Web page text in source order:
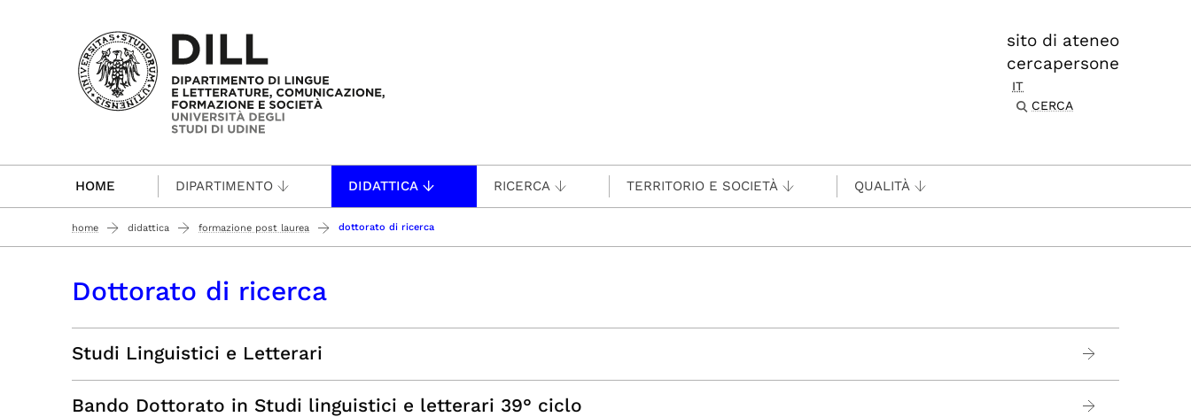
Passa al contenuto principale
sito di ateneo
cercapersone
IT
CERCA
HOME DIPARTIMENTO DIDATTICA RICERCA TERRITORIO E SOCIETÀ QUALITÀ
home didattica formazione post laurea dottorato di ricerca
Dottorato di ricerca
Studi Linguistici e Letterari
Bando Dottorato in Studi linguistici e letterari 39° ciclo